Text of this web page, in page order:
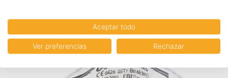
Aceptar todo
Ver preferencias Rechazar